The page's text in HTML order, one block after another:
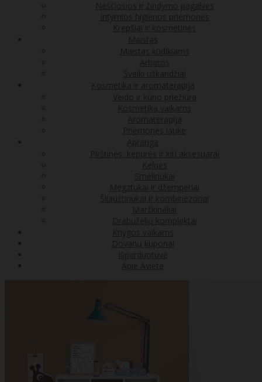
Nėščiosios ir žindymo pagalvės
Intymios higienos priemonės
Krepšiai ir kosmetinės
Maistas
Maistas kūdikiams
Arbatos
Sveiki užkandžiai
Kosmetika ir aromaterapija
Veido ir kūno priežiūra
Kosmetika vaikams
Aromaterapija
Priemonės lauke
Apranga
Pirštinės, kepurės ir kiti aksesuarai
Kelnės
Smėlinukai
Megztukai ir džemperiai
Šliaužtinukai ir kombinezonai
Marškinėliai
Drabužėlių komplektai
Knygos vaikams
Dovanų kuponai
Išparduotuvė
Apie Avietę